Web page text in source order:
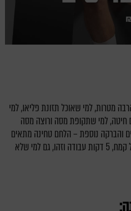
מטרות, למי שאוכל תזונת פליאו, למי
חיטה, למי שתקופת מסה ורוצה מסה
והברקה נוספת – הלחם טחינה מתאים
אפילו לפסח משום שאינו מכיל קמח, 5 דקות עבודה וזהו, גם למי שלא